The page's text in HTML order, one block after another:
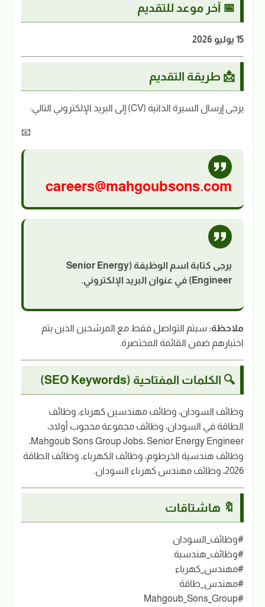
📅 آخر موعد للتقديم
15 يوليو 2026
📩 طريقة التقديم
يرجى إرسال السيرة الذاتية (CV) إلى البريد الإلكتروني التالي:
📧
careers@mahgoubsons.com
يرجى كتابة اسم الوظيفة (Senior Energy
Engineer) في عنوان البريد الإلكتروني.
ملاحظة: سيتم التواصل فقط مع المرشحين الذين يتم
اختيارهم ضمن القائمة المختصرة.
🔍 الكلمات المفتاحية (SEO Keywords)
وظائف السودان، وظائف مهندسين كهرباء، وظائف
الطاقة في السودان، وظائف مجموعة محجوب أولاد،
Mahgoub Sons Group Jobs، Senior Energy Engineer،
وظائف هندسية الخرطوم، وظائف الكهرباء، وظائف الطاقة
2026، وظائف مهندس كهرباء السودان.
🔖 هاشتاقات
#وظائف_السودان
#وظائف_هندسية
#مهندس_كهرباء
#مهندس_طاقة
#Mahgoub_Sons_Group